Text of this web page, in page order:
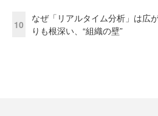
10
なぜ「リアルタイム分析」は広
りも根深い、“組織の壁”